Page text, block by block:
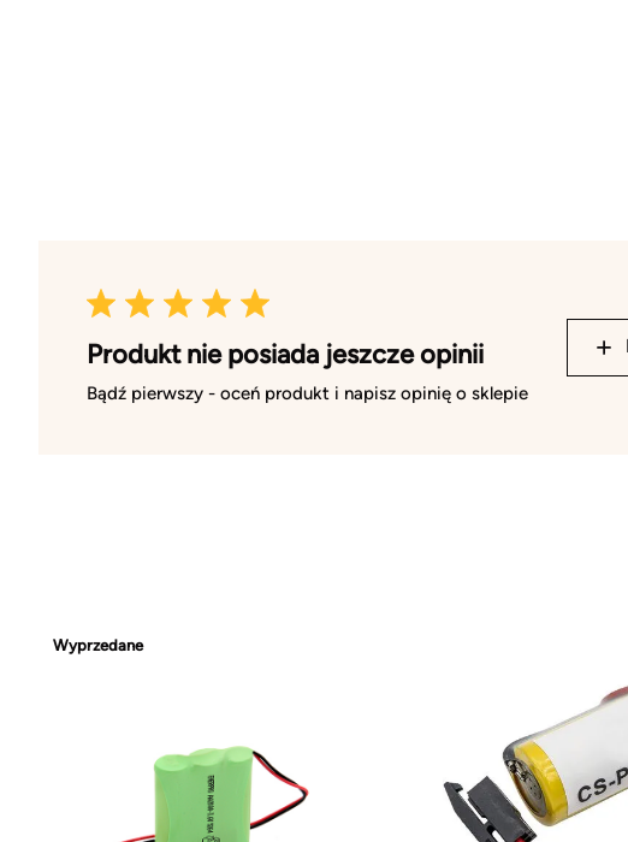
Produkt nie posiada jeszcze opinii
Bądź pierwszy - oceń produkt i napisz opinię o sklepie
Wyprzedane